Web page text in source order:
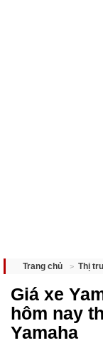
Trang chủ Thị
Giá xe
hôm nay
Yamaha